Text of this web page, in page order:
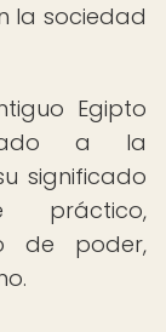
la sociedad
Egipto
a la
significado
práctico,
de poder,